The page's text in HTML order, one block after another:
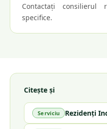
Contactați consilierul
specifice.
Citește și
Serviciu Rezidenți